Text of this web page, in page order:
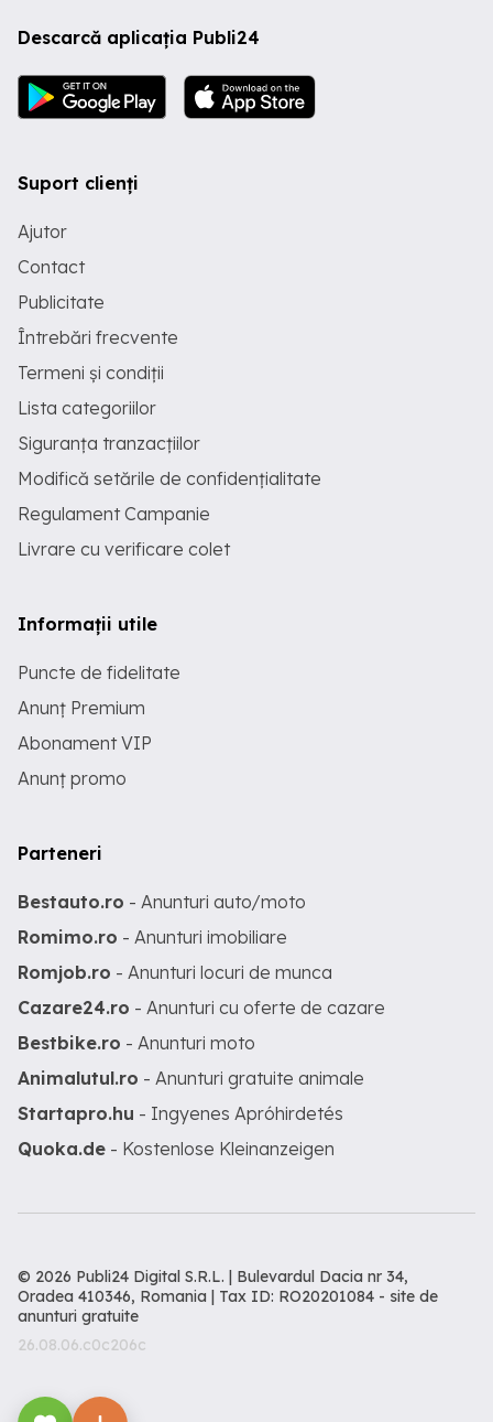
Descarcă aplicația Publi24
Suport clienți
Ajutor
Contact
Publicitate
Întrebări frecvente
Termeni și condiții
Lista categoriilor
Siguranța tranzacțiilor
Modifică setările de confidențialitate
Regulament Campanie
Livrare cu verificare colet
Informații utile
Puncte de fidelitate
Anunț Premium
Abonament VIP
Anunț promo
Parteneri
Bestauto.ro - Anunturi auto/moto
Romimo.ro - Anunturi imobiliare
Romjob.ro - Anunturi locuri de munca
Cazare24.ro - Anunturi cu oferte de cazare
Bestbike.ro - Anunturi moto
Animalutul.ro - Anunturi gratuite animale
Startapro.hu - Ingyenes Apróhirdetés
Quoka.de - Kostenlose Kleinanzeigen
© 2026 Publi24 Digital S.R.L. | Bulevardul Dacia nr 34,
Oradea 410346, Romania | Tax ID: RO20201084 - site de
anunturi gratuite
26.08.06.c0c206c